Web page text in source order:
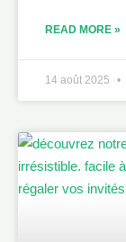
READ MORE »
14 août 2025